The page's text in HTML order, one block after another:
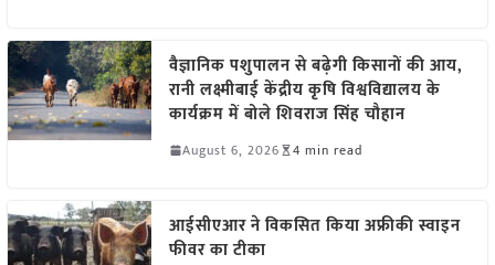
वैज्ञानिक पशुपालन से बढ़ेगी किसानों की आय,
रानी लक्ष्मीबाई केंद्रीय कृषि विश्वविद्यालय के
कार्यक्रम में बोले शिवराज सिंह चौहान
August 6, 2026 4 min read
आईसीएआर ने विकसित किया अफ्रीकी स्वाइन
फीवर का टीका